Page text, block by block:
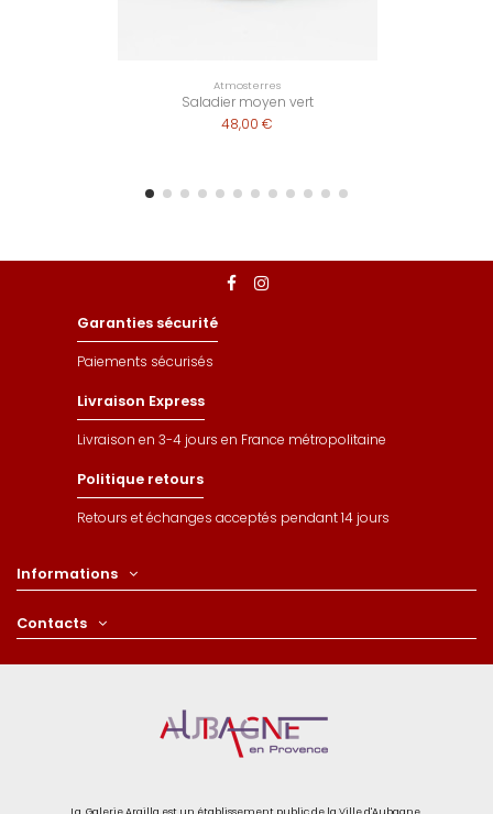
Atmosterres
Saladier moyen vert
48,00 €
Garanties sécurité
Paiements sécurisés
Livraison Express
Livraison en 3-4 jours en France métropolitaine
Politique retours
Retours et échanges acceptés pendant 14 jours
Informations
Contacts